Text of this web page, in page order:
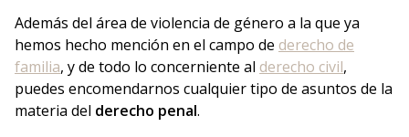
Además del área de violencia de género a la que ya
hemos hecho mención en el campo de derecho de
familia, y de todo lo concerniente al derecho civil,
puedes encomendarnos cualquier tipo de asuntos de la
materia del derecho penal.